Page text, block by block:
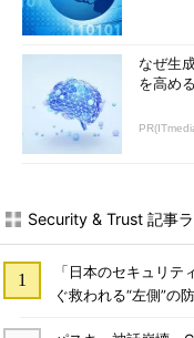
なぜ生
を高め
Security & Trust 記事
「日本のセキュリ
ぐ救われる“左側”の